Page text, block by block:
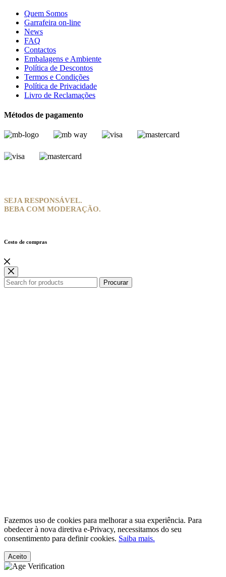
Quem Somos
Garrafeira on-line
News
FAQ
Contactos
Embalagens e Ambiente
Política de Descontos
Termos e Condições
Política de Privacidade
Livro de Reclamações
Métodos de pagamento
SEJA RESPONSÁVEL.
BEBA COM MODERAÇÃO.
Cesto de compras
Procurar
Fazemos uso de cookies para melhorar a sua experiência. Para
obedecer à nova diretiva e-Privacy, necessitamos do seu
consentimento para definir cookies. Saiba mais.
Aceito